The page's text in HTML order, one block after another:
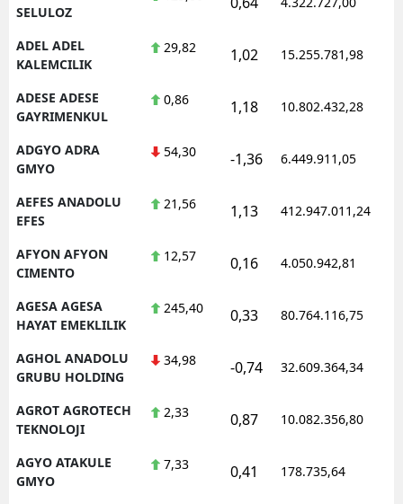
SELULOZ
ADEL ADEL
KALEMCILIK
29,82 1,02 15.255.781,98
ADESE ADESE
GAYRIMENKUL
0,86 1,18 10.802.432,28
ADGYO ADRA
GMYO
54,30 -1,36 6.449.911,05
AEFES ANADOLU
EFES
21,56 1,13 412.947.011,24
AFYON AFYON
CIMENTO
12,57 0,16 4.050.942,81
AGESA AGESA
HAYAT EMEKLILIK
245,40 0,33 80.764.116,75
AGHOL ANADOLU
GRUBU HOLDING
34,98 -0,74 32.609.364,34
AGROT AGROTECH
TEKNOLOJI
2,33 0,87 10.082.356,80
AGYO ATAKULE
GMYO
7,33 0,41 178.735,64